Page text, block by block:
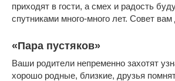
приходят в гости, а смех и радость
спутниками много-много лет. Совет
«Пара пустяков»
Ваши родители непременно захотят
хорошо родные, близкие, друзья